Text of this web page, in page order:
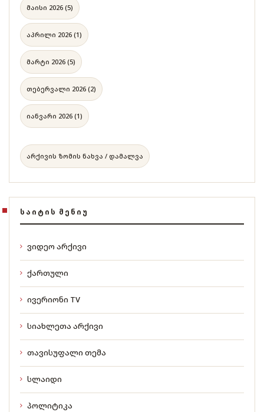
მაისი 2026 (5)
აპრილი 2026 (1)
მარტი 2026 (5)
თებერვალი 2026 (2)
იანვარი 2026 (1)
არქივის ზომის ნახვა / დამალვა
ᲡᲐᲘᲢᲘᲡ ᲛᲔᲜᲘᲣ
ვიდეო არქივი
ქართული
ივერიონი TV
სიახლეთა არქივი
თავისუფალი თემა
სლაიდი
პოლიტიკა